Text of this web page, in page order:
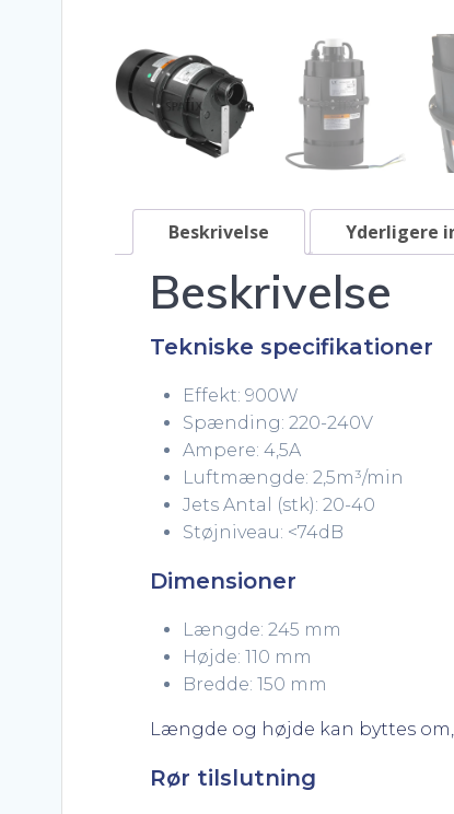
Beskrivelse Yderligere
Beskrivelse
Tekniske specifikationer
Effekt: 900W
Spænding: 220-240V
Ampere: 4,5A
Luftmængde: 2,5m³/min
Jets Antal (stk): 20-40
Støjniveau: <74dB
Dimensioner
Længde: 245 mm
Højde: 110 mm
Bredde: 150 mm
Længde og højde kan byttes
Rør tilslutning